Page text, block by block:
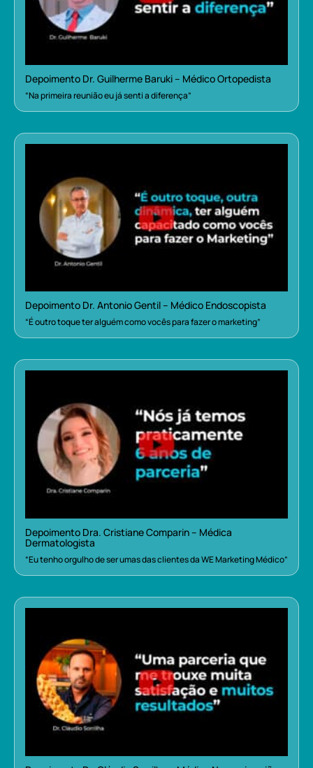
Depoimento Dr. Guilherme Baruki – Médico Ortopedista
“Na primeira reunião eu já senti a diferença”
Depoimento Dr. Antonio Gentil – Médico Endoscopista
“É outro toque ter alguém como vocês para fazer o marketing”
Depoimento Dra. Cristiane Comparin – Médica
Dermatologista
“Eu tenho orgulho de ser umas das clientes da WE Marketing Médico”